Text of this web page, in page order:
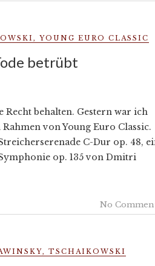
, YOUNG EURO CLASSIC
betrübt
Recht behalten. Gestern war ich
von Young Euro Classic.
C-Dur op. 48,
op. 135 von Dmitri
No
, TSCHAIKOWSKI